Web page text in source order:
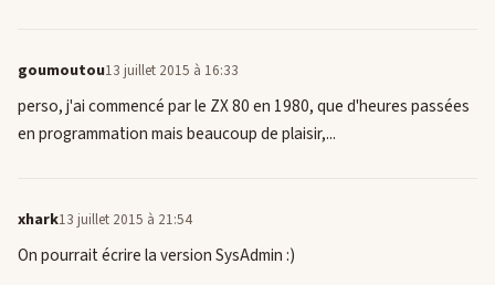
goumoutou13 juillet 2015 à 16:33
perso, j'ai commencé par le ZX 80 en 1980, que d'heures passées
en programmation mais beaucoup de plaisir,...
xhark13 juillet 2015 à 21:54
On pourrait écrire la version SysAdmin :)